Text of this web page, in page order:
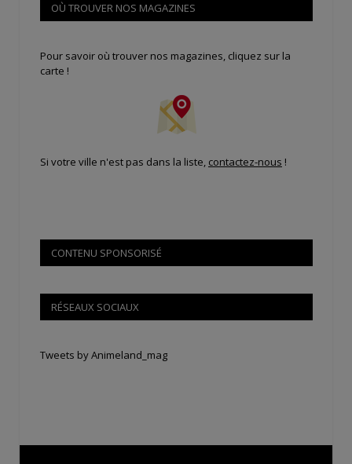
OÙ TROUVER NOS MAGAZINES
Pour savoir où trouver nos magazines, cliquez sur la
carte !
Si votre ville n'est pas dans la liste, contactez-nous !
CONTENU SPONSORISÉ
RÉSEAUX SOCIAUX
Tweets by Animeland_mag